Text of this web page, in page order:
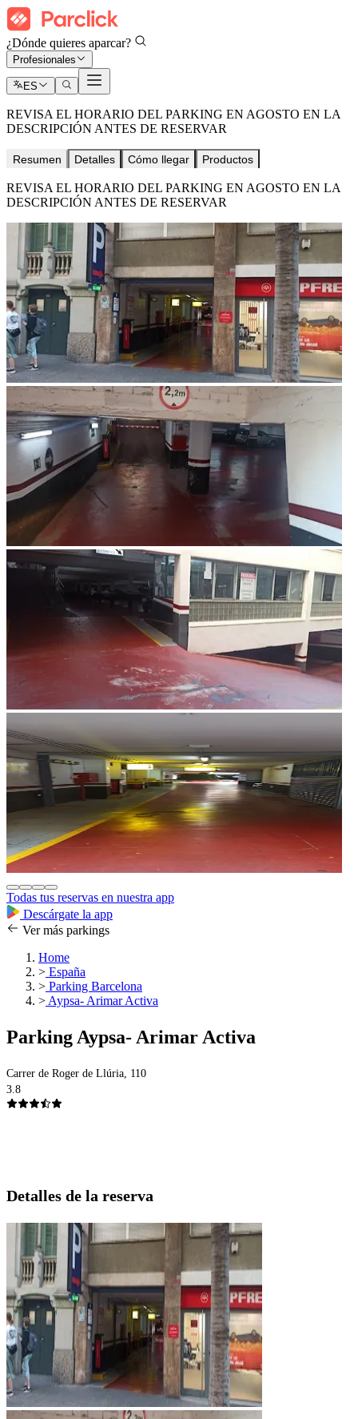
¿Dónde quieres aparcar?
Profesionales
ES
REVISA EL HORARIO DEL PARKING EN AGOSTO EN LA
DESCRIPCIÓN ANTES DE RESERVAR
Resumen Detalles Cómo llegar Productos
REVISA EL HORARIO DEL PARKING EN AGOSTO EN LA
DESCRIPCIÓN ANTES DE RESERVAR
Todas tus reservas en nuestra app
Descárgate la app
Ver más parkings
Home
> España
> Parking Barcelona
> Aypsa- Arimar Activa
Parking Aypsa- Arimar Activa
Carrer de Roger de Llúria, 110
3.8
Detalles de la reserva